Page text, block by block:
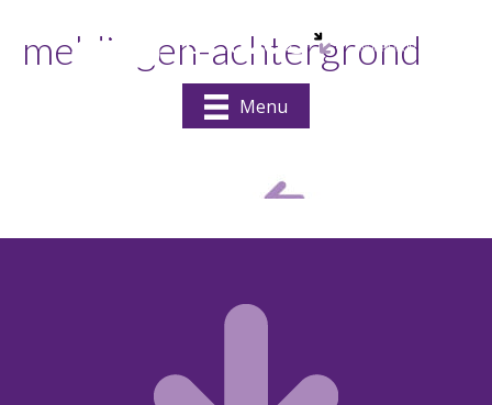
Menu
meldingen-achtergrond